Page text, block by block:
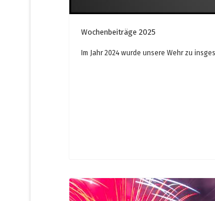
Wochenbeiträge 2025
Im Jahr 2024 wurde unsere Wehr zu